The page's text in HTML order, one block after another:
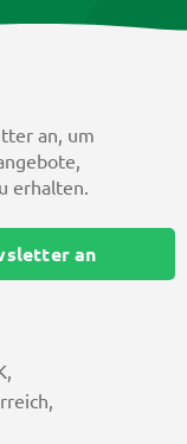
an, um
erhalten.
an